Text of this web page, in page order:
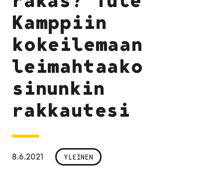
Kamppiin
kokeilemaan
leimahtaako
sinunkin
rakkautesi
8.6.2021 YLEINEN